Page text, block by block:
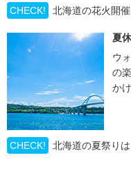
CHECK!
北海道の花火開
夏
ウ
の
か
CHECK! 北海道の夏祭り